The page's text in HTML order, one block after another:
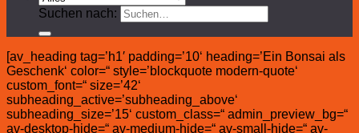
Suchen nach:
[av_heading tag=’h1′ padding=’10‘ heading=’Ein Bonsai als
Geschenk‘ color=“ style=’blockquote modern-quote‘
custom_font=“ size=’42‘
subheading_active=’subheading_above‘
subheading_size=’15‘ custom_class=“ admin_preview_bg=“
av-desktop-hide=“ av-medium-hide=“ av-small-hide=“ av-